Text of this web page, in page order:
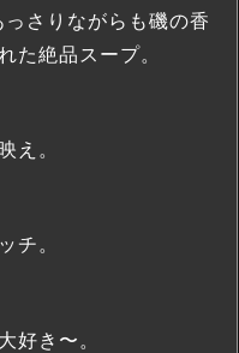
さりながらも磯の香
た絶品スープ。
え。
チ。
好き〜。